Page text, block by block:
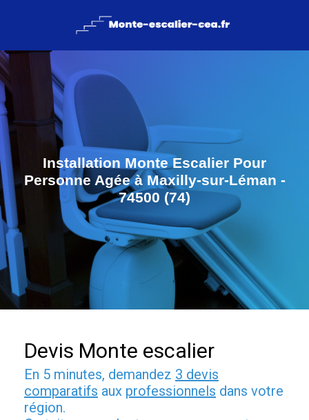
Installation Monte Escalier Pour
Personne Agée à Maxilly-sur-Léman -
74500 (74)
Devis Monte escalier
En 5 minutes, demandez 3 devis
comparatifs aux professionnels dans votre
région.